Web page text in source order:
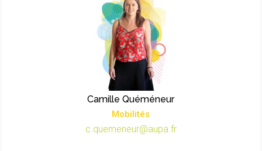
Camille Quéméneur
Mobilités
c.quemeneur@aupa.fr